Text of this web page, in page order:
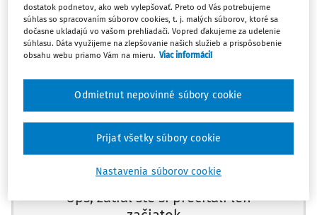
Dohovoruačl. 17 Ústavy Slovenskej republiky. Rozhodnutie
o uložení ochranného liečenia ústavnou formou musí byť v
zmysle trestnoprávnej zásady nulla poena sine lege,
na základe zákona. Rozhodnutie súdu o uložení
ochranného liečenia podľa§ 73 ods. 1 Trestného zákona
musí obsahovať posúdenie materiálnych dôvodov na
uloženie ochranného liečenia, ktorými sa rozumie
predovšetkým posúdenie toho, či osoba, ktorej má byť
tento čin má znaky trestného činu podľa
Máte predplatné? Prihláste sa
Ups, zatiaľ ste si prečítali len
dostatok podnetov, ako web vylepšovať. Preto od Vás potrebujeme
súhlas so spracovaním súborov cookies, t. j. malých súborov, ktoré sa
dočasne ukladajú vo vašom prehliadači. Vopred ďakujeme za udelenie
súhlasu. Dáta využijeme na zlepšovanie našich služieb a prispôsobenie
obsahu webu priamo Vám na mieru. Viac informácií
Nastavenia súborov cookie
Odmietnut nepovinné súbory cookie
Prijať všetky súbory cookie